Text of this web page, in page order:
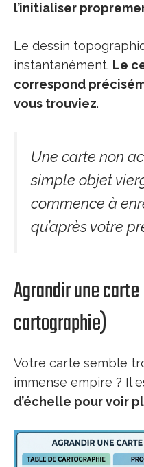
l’initialiser
Le dessin
instantanément. Le
correspond
vous trouviez.
Une carte non
simple objet
commence à
qu’après votre
Agrandir une
cartographie)
Votre carte semble
immense empire ? Il
d’échelle pour voir